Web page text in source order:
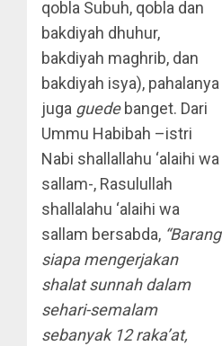
qobla Subuh, qobla dan
bakdiyah dhuhur,
bakdiyah maghrib, dan
bakdiyah isya), pahalanya
juga guedebanget. Dari
Ummu Habibah –istri
Nabi shallallahu ‘alaihi wa
sallam-, Rasulullah
shallalahu ‘alaihi wa
sallam bersabda, “Barang
siapa mengerjakan
shalat sunnah dalam
sehari-semalam
sebanyak 12 raka’at,